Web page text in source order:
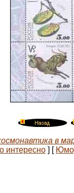
в
интересно ] [